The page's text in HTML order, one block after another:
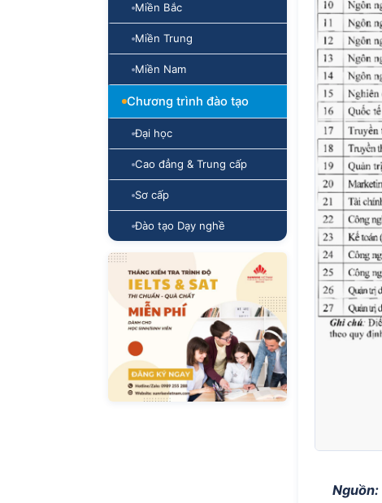
Miền Bắc
Miền Trung
Miền Nam
Chương trình đào tạo
Đại học
Cao đẳng & Trung cấp
Sơ cấp
Đào tạo Dạy nghề
Nguồn: